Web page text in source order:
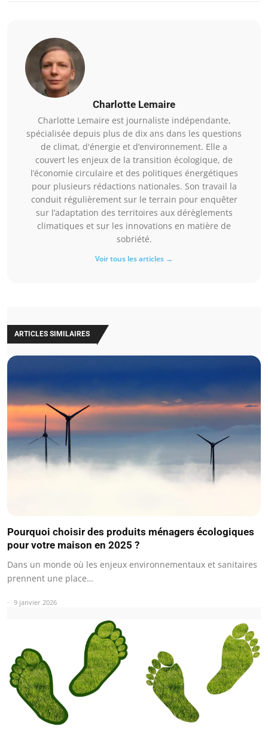
Charlotte Lemaire
Charlotte Lemaire est journaliste indépendante,
spécialisée depuis plus de dix ans dans les questions
de climat, d'énergie et d’environnement. Elle a
couvert les enjeux de la transition écologique, de
l’économie circulaire et des politiques énergétiques
pour plusieurs rédactions nationales. Son travail la
conduit régulièrement sur le terrain pour enquêter
sur l’adaptation des territoires aux dérèglements
climatiques et sur les innovations en matière de
sobriété.
Voir tous les articles →
ARTICLES SIMILAIRES
Pourquoi choisir des produits ménagers écologiques
pour votre maison en 2025 ?
Dans un monde où les enjeux environnementaux et sanitaires
prennent une place…
9 janvier 2026